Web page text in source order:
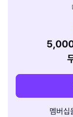
5,000
멤버십